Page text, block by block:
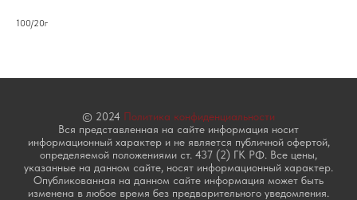
100/20г
© 2024 Политика конфиденциальности
Вся представленная на сайте информация носит
информационный характер и не является публичной офертой,
определяемой положениями ст. 437 (2) ГК РФ. Все цены,
указанные на данном сайте, носят информационный характер.
Опубликованная на данном сайте информация может быть
изменена в любое время без предварительного уведомления.